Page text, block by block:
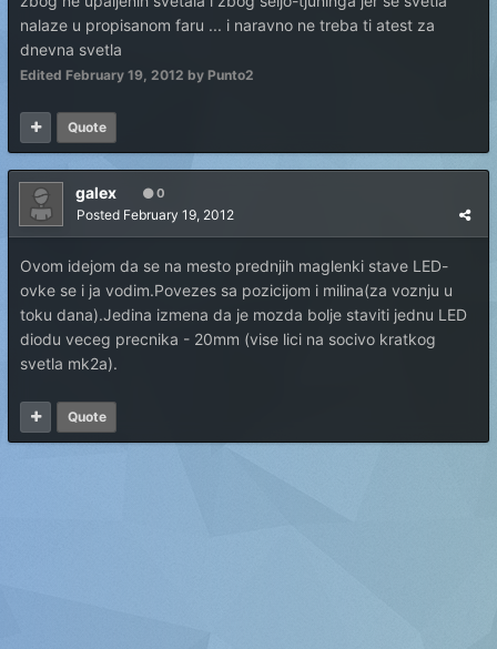
nalaze u propisanom faru ... i naravno ne treba ti atest za
dnevna svetla
Edited February 19, 2012 by Punto2
Quote
galex 0
Posted February 19, 2012
Ovom idejom da se na mesto prednjih maglenki stave LED-
ovke se i ja vodim.Povezes sa pozicijom i milina(za voznju u
toku dana).Jedina izmena da je mozda bolje staviti jednu LED
diodu veceg precnika - 20mm (vise lici na socivo kratkog
svetla mk2a).
Quote